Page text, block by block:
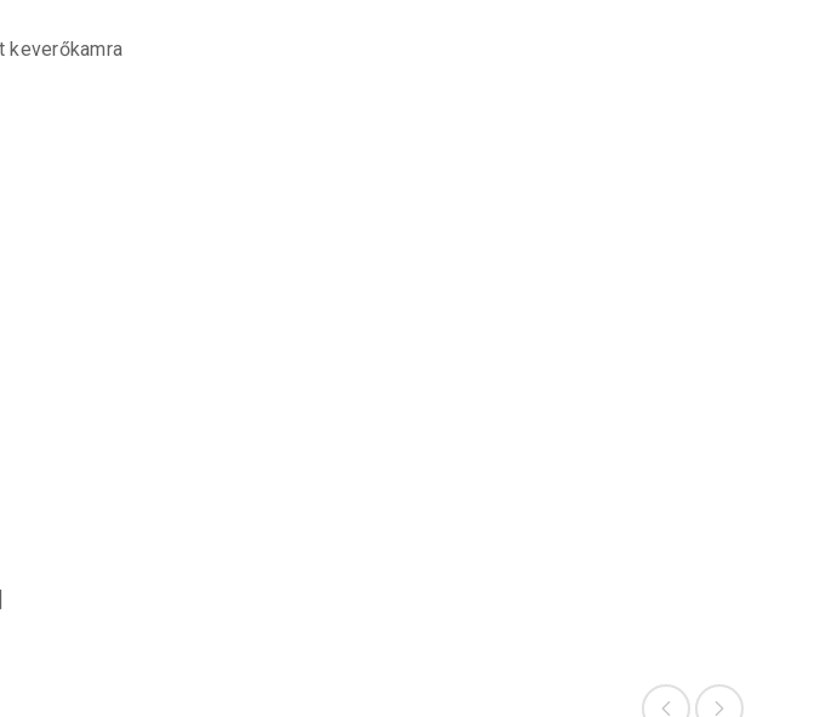
keverőkamra